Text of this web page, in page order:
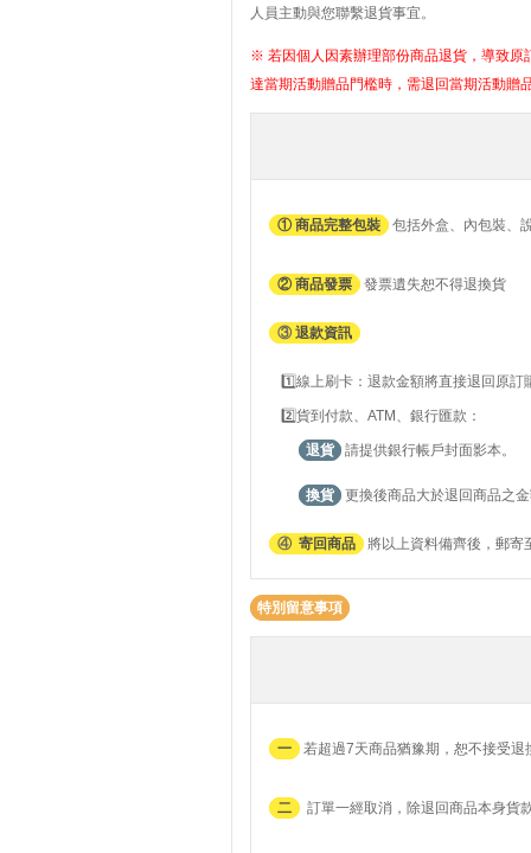
人員主動與您聯繫退貨事宜。
※ 若因個人因素辦理部份商品退貨，導致原
達當期活動贈品門檻時，需退回當期活動贈
① 商品完整包裝 包括外盒、內包裝、
② 商品發票 發票遺失恕不得退換貨
③ 退款資訊
1️⃣線上刷卡：退款金額將直接退回原訂
2️⃣貨到付款、ATM、銀行匯款：
退貨 請提供銀行帳戶封面影本。
換貨 更換後商品大於退回商品之
④ 寄回商品 將以上資料備齊後，郵寄
特別留意事項
一 若超過7天商品猶豫期，恕不接受退
二 訂單一經取消，除退回商品本身貨